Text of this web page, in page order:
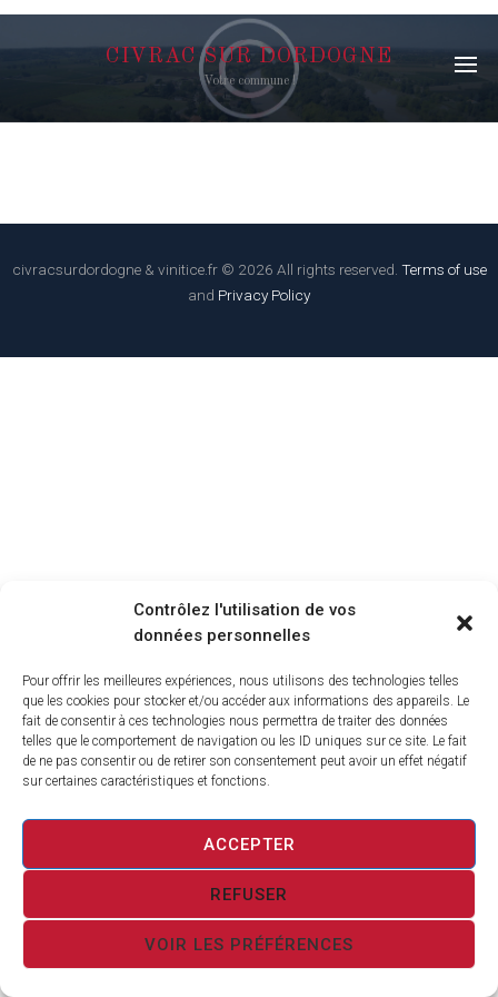
Contrôlez l'utilisation de vos
données personnelles
Pour offrir les meilleures expériences, nous utilisons des technologies telles
que les cookies pour stocker et/ou accéder aux informations des appareils. Le
fait de consentir à ces technologies nous permettra de traiter des données
telles que le comportement de navigation ou les ID uniques sur ce site. Le fait
de ne pas consentir ou de retirer son consentement peut avoir un effet négatif
sur certaines caractéristiques et fonctions.
ACCEPTER
REFUSER
VOIR LES PRÉFÉRENCES
CIVRAC SUR DORDOGNE
Votre commune !
civracsurdordogne & vinitice.fr © 2026 All rights reserved. Terms of use
and Privacy Policy